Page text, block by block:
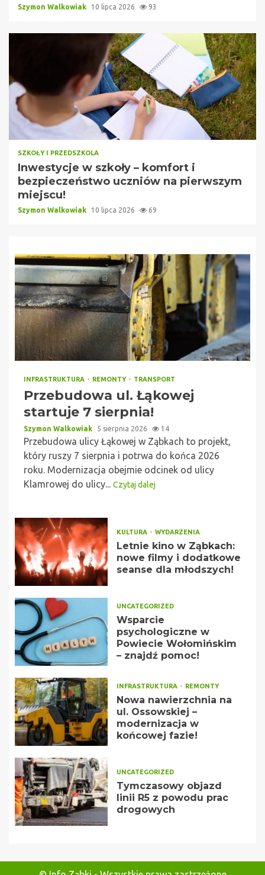
Szymon Walkowiak 10 lipca 2026 93
SZKOŁY I PRZEDSZKOLA
Inwestycje w szkoły – komfort i
bezpieczeństwo uczniów na pierwszym
miejscu!
Szymon Walkowiak 10 lipca 2026 69
INFRASTRUKTURA REMONTY TRANSPORT
Przebudowa ul. Łąkowej
startuje 7 sierpnia!
Szymon Walkowiak 5 sierpnia 2026 14
Przebudowa ulicy Łąkowej w Ząbkach to projekt,
który ruszy 7 sierpnia i potrwa do końca 2026
roku. Modernizacja obejmie odcinek od ulicy
Klamrowej do ulicy... Czytaj dalej
KULTURA WYDARZENIA
Letnie kino w Ząbkach:
nowe filmy i dodatkowe
seanse dla młodszych!
UNCATEGORIZED
Wsparcie
psychologiczne w
Powiecie Wołomińskim
– znajdź pomoc!
INFRASTRUKTURA REMONTY
Nowa nawierzchnia na
ul. Ossowskiej –
modernizacja w
końcowej fazie!
UNCATEGORIZED
Tymczasowy objazd
linii R5 z powodu prac
drogowych